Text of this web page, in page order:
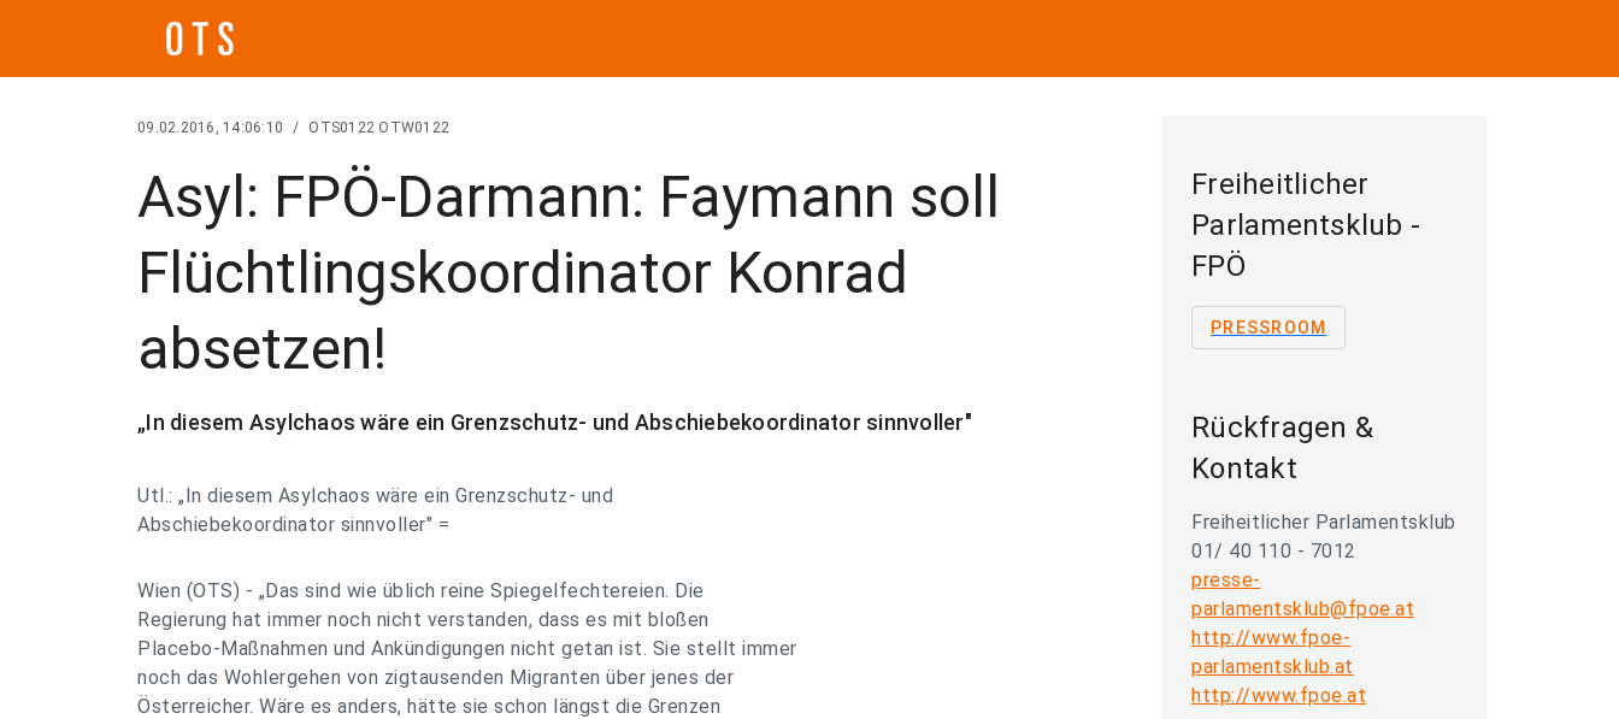
09.02.2016, 14:06:10 / OTS0122 OTW0122
Asyl: FPÖ-Darmann: Faymann soll
Flüchtlingskoordinator Konrad
absetzen!
„In diesem Asylchaos wäre ein Grenzschutz- und Abschiebekoordinator sinnvoller"
Utl.: „In diesem Asylchaos wäre ein Grenzschutz- und
Abschiebekoordinator sinnvoller" =
Wien (OTS) - „Das sind wie üblich reine Spiegelfechtereien. Die
Regierung hat immer noch nicht verstanden, dass es mit bloßen
Placebo-Maßnahmen und Ankündigungen nicht getan ist. Sie stellt immer
noch das Wohlergehen von zigtausenden Migranten über jenes der
Österreicher. Wäre es anders, hätte sie schon längst die Grenzen
Freiheitlicher
Parlamentsklub -
FPÖ
PRESSROOM
Rückfragen &
Kontakt
Freiheitlicher Parlamentsklub
01/ 40 110 - 7012
presse-
parlamentsklub@fpoe.at
http://www.fpoe-
parlamentsklub.at
http://www.fpoe.at